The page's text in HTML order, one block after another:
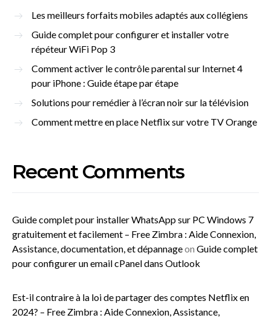
Les meilleurs forfaits mobiles adaptés aux collégiens
Guide complet pour configurer et installer votre
répéteur WiFi Pop 3
Comment activer le contrôle parental sur Internet 4
pour iPhone : Guide étape par étape
Solutions pour remédier à l’écran noir sur la télévision
Comment mettre en place Netflix sur votre TV Orange
Recent Comments
Guide complet pour installer WhatsApp sur PC Windows 7
gratuitement et facilement – Free Zimbra : Aide Connexion,
Assistance, documentation, et dépannageon Guide complet
pour configurer un email cPanel dans Outlook
Est-il contraire à la loi de partager des comptes Netflix en
2024? – Free Zimbra : Aide Connexion, Assistance,